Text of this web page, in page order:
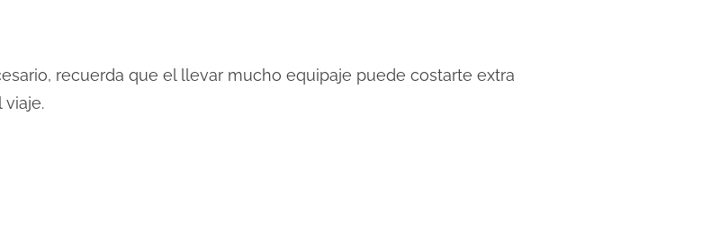
recuerda que el llevar mucho equipaje puede costarte extra